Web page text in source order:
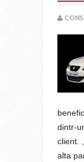
dintr-
client.
alta